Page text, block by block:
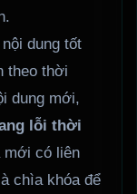
dung tốt
theo thời
dung mới,
lỗi thời
mới có liên
chìa khóa để